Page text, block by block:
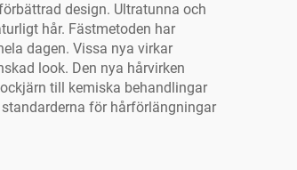
design. Ultratunna och
hår. Fästmetoden har
dagen. Vissa nya virkar
look. Den nya hårvirken
till kemiska behandlingar
för hårförlängningar